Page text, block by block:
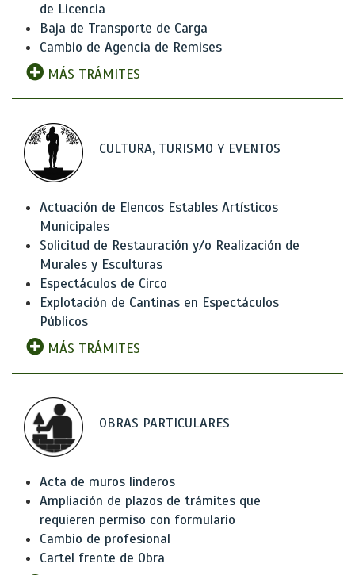
de Licencia
Baja de Transporte de Carga
Cambio de Agencia de Remises
MÁS TRÁMITES
CULTURA, TURISMO Y EVENTOS
Actuación de Elencos Estables Artísticos
Municipales
Solicitud de Restauración y/o Realización de
Murales y Esculturas
Espectáculos de Circo
Explotación de Cantinas en Espectáculos
Públicos
MÁS TRÁMITES
OBRAS PARTICULARES
Acta de muros linderos
Ampliación de plazos de trámites que
requieren permiso con formulario
Cambio de profesional
Cartel frente de Obra